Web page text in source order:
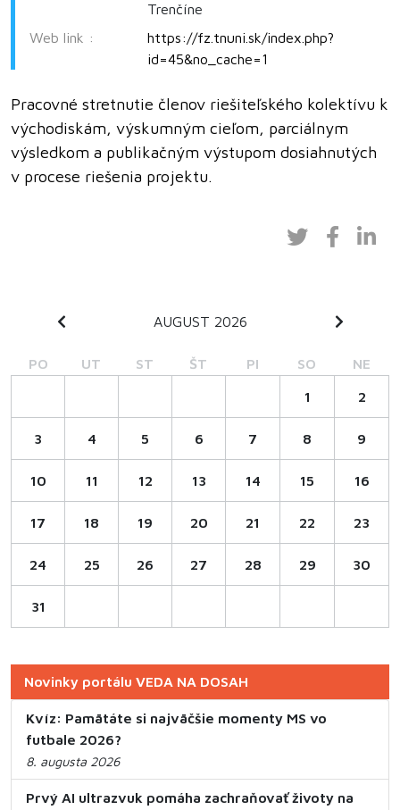
Trenčíne
Web link :
https://fz.tnuni.sk/index.php?
id=45&no_cache=1
Pracovné stretnutie členov riešiteľského kolektívu k
východiskám, výskumným cieľom, parciálnym
výsledkom a publikačným výstupom dosiahnutých
v procese riešenia projektu.
AUGUST 2026
PO UT ST ŠT PI SO NE
1 2
3 4 5 6 7 8 9
10 11 12 13 14 15 16
17 18 19 20 21 22 23
24 25 26 27 28 29 30
31
Novinky portálu VEDA NA DOSAH
Kvíz: Pamätáte si najväčšie momenty MS vo
futbale 2026?
8. augusta 2026
Prvý AI ultrazvuk pomáha zachraňovať životy na